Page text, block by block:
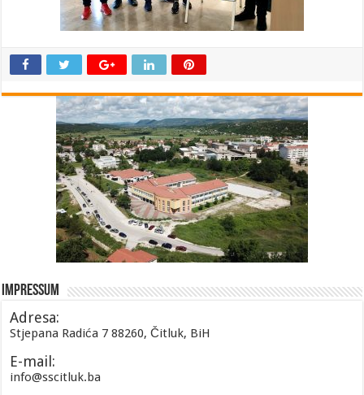
Impressum
Adresa:
Stjepana Radića 7 88260, Čitluk, BiH
E-mail:
info@sscitluk.ba